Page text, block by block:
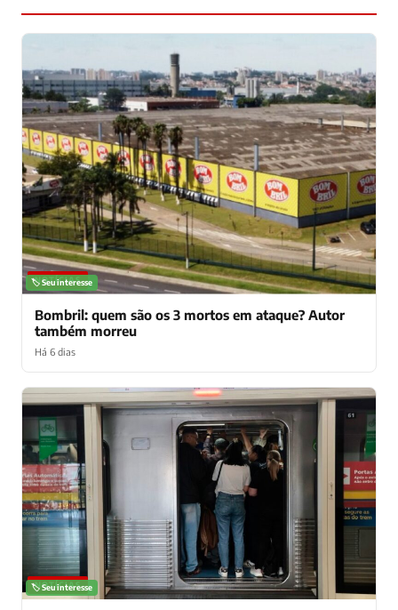
NOTÍCIAS
🏷️ Seu interesse
Bombril: quem são os 3 mortos em ataque? Autor
também morreu
Há 6 dias
NOTÍCIAS
🏷️ Seu interesse